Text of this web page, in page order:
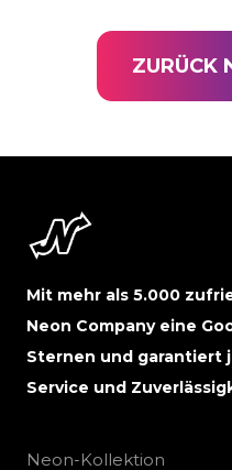
ZURÜCK
Mit mehr als 5.000
Neon Company eine
Sternen und garantiert
Service und
Neon-Kollektion